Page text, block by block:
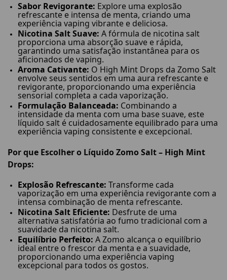
Sabor Revigorante: Explore uma explosão
refrescante e intensa de menta, criando uma
experiência vaping vibrante e deliciosa.
Nicotina Salt Suave: A fórmula de nicotina salt
proporciona uma absorção suave e rápida,
garantindo uma satisfação instantânea para os
aficionados de vaping.
Aroma Cativante: O High Mint Drops da Zomo Salt
envolve seus sentidos em uma aura refrescante e
revigorante, proporcionando uma experiência
sensorial completa a cada vaporização.
Formulação Balanceada: Combinando a
intensidade da menta com uma base suave, este
líquido salt é cuidadosamente equilibrado para uma
experiência vaping consistente e excepcional.
Por que Escolher o Líquido Zomo Salt – High Mint
Drops:
Explosão Refrescante: Transforme cada
vaporização em uma experiência revigorante com a
intensa combinação de menta refrescante.
Nicotina Salt Eficiente: Desfrute de uma
alternativa satisfatória ao fumo tradicional com a
suavidade da nicotina salt.
Equilíbrio Perfeito: A Zomo alcança o equilíbrio
ideal entre o frescor da menta e a suavidade,
proporcionando uma experiência vaping
excepcional para todos os gostos.